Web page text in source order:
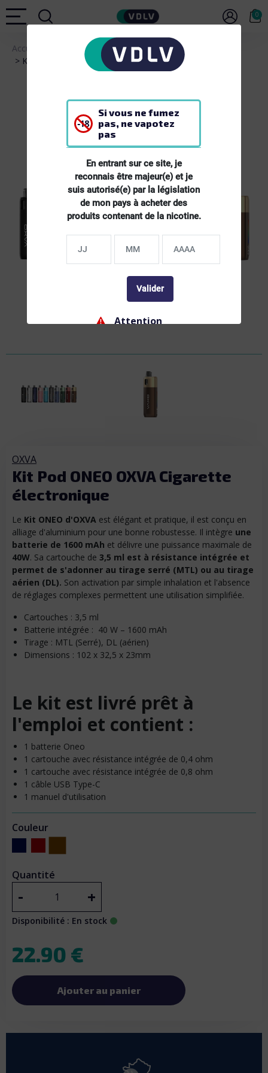
Si vous ne fumez
pas, ne vapotez
pas
En entrant sur ce site, je
reconnais être majeur(e) et je
suis autorisé(e) par la législation
de mon pays à acheter des
produits contenant de la nicotine.
Valider
Attention
allaitantes, et aux personnes atteintes de
troubles cardio-vasculaires. La nicotine
entraîne une dépendance, ne commencez pas.
Interdiction
0
Accueil
MATERIEL
Kit Pod ONEO OXVA Cigarette électronique
OXVA
Kit Pod ONEO OXVA Cigarette
électronique
Le Kit ONEO d'OXVA est élégant et pratique, il est conçu en
alliage d'aluminium pour une bonne robustesse. Il intègre une
batterie de 1600 mAh et délivre une puissance maximale de
40W. Sa cartouche de 3,5 ml est à résistance intégrée et
permet de s'adonner au tirage serré (MTL) ou au tirage
aérien (DL). Son activation par simple inhalation et l'absence
de réglages complexes permettent une utilisation simplifiée.
Cartouches : 3,5 ml
Batterie intégrée : 40 W – 1600 mAh
Tirage : MTL (Serré), DL (aérien)
Dimensions : 102 x 32,5 x 23mm
Le kit est livré prêt à
l'emploi et contient :
1 batterie Oneo
1 cartouche avec résistance intégrée de 0,4 ohm
1 cartouche avec résistance intégrée de 0,8 ohm
1 câble USB Type-C
1 manuel d'utilisation
Couleur
Silky Brown
Quantité
+
-
Disponibilité : En stock
22.90 €
Ajouter au panier